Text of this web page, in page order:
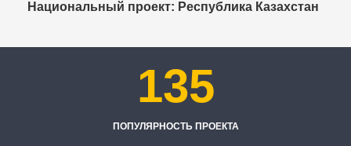
Национальный проект: Республика Казахстан
135
ПОПУЛЯРНОСТЬ ПРОЕКТА